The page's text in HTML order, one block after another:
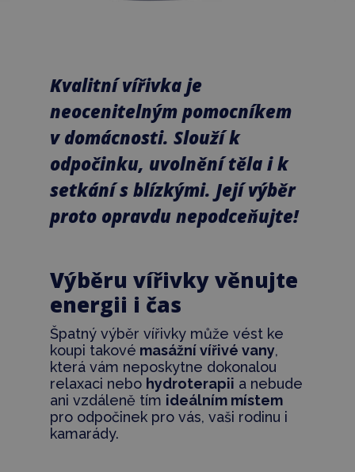
Kvalitní vířivka je
neocenitelným pomocníkem
v domácnosti. Slouží k
odpočinku, uvolnění těla i k
setkání s blízkými. Její výběr
proto opravdu nepodceňujte!
Výběru vířivky věnujte
energii i čas
Špatný výběr vířivky může vést ke
koupi takové masážní vířivé vany,
která vám neposkytne dokonalou
relaxaci nebo hydroterapii a nebude
ani vzdáleně tím ideálním místem
pro odpočinek pro vás, vaši rodinu i
kamarády.